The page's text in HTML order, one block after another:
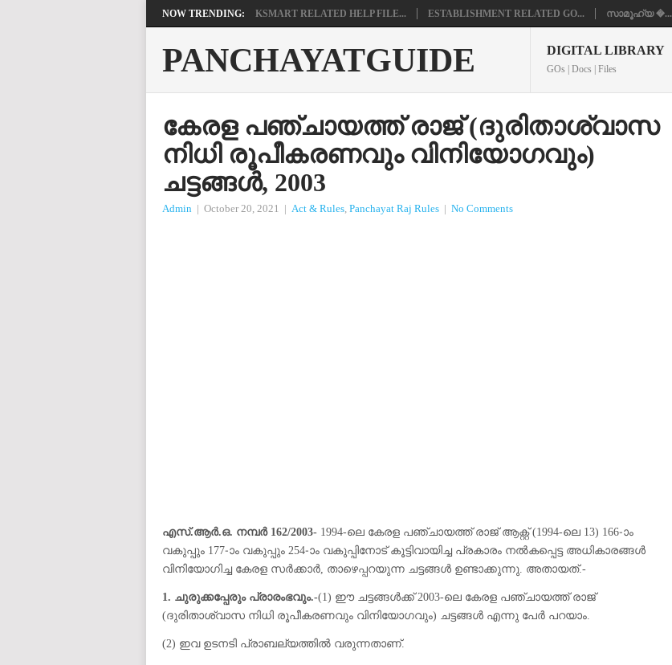
NOW TRENDING: KSMART RELATED HELP FILE... ESTABLISHMENT RELATED GO... സാമൂഹ്യ �...
PANCHAYATGUIDE DIGITAL LIBRARY
GOs | Docs | Files
കേരള പഞ്ചായത്ത് രാജ് (ദുരിതാശ്വാസ
നിധി രൂപീകരണവും വിനിയോഗവും)
ചട്ടങ്ങൾ, 2003
Admin | October 20, 2021 | Act & Rules, Panchayat Raj Rules | No Comments
എസ്.ആർ.ഒ. നമ്പർ 162/2003- 1994-ലെ കേരള പഞ്ചായത്ത് രാജ് ആക്റ്റ് (1994-ലെ 13) 166-ാം
വകുപ്പും 177-ാം വകുപ്പും 254-ാം വകുപ്പിനോട് കൂട്ടിവായിച്ച പ്രകാരം നൽകപ്പെട്ട അധികാരങ്ങൾ
വിനിയോഗിച്ച കേരള സർക്കാർ, താഴെപ്പറയുന്ന ചട്ടങ്ങൾ ഉണ്ടാക്കുന്നു. അതായത്.-
1. ചുരുക്കപ്പേരും പ്രാരംഭവും.-(1) ഈ ചട്ടങ്ങൾക്ക് 2003-ലെ കേരള പഞ്ചായത്ത് രാജ്
(ദുരിതാശ്വാസ നിധി രൂപീകരണവും വിനിയോഗവും) ചട്ടങ്ങൾ എന്നു പേർ പറയാം.
(2) ഇവ ഉടനടി പ്രാബല്യത്തിൽ വരുന്നതാണ്.